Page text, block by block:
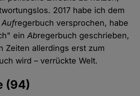
2017 habe ich dem
Aufregerbuch versprochen, habe
einAbregerbuch geschrieben,
Zeiten allerdings erst zum
wird – verrückte Welt.
(94)